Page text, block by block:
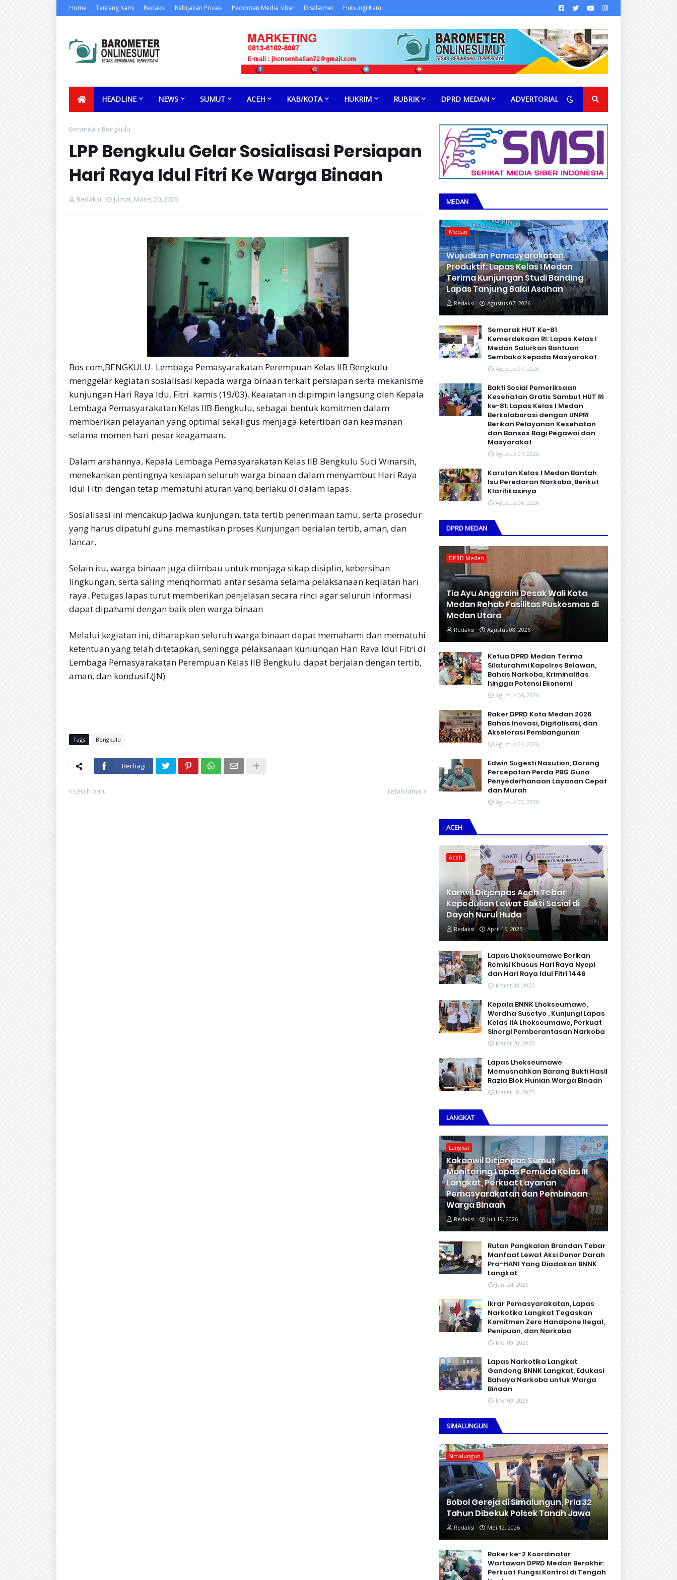
Home Tentang Kami Redaksi Kebijakan Privasi Pedoman Media Siber Disclaimer Hubungi Kami
HEADLINE NEWS SUMUT ACEH KAB/KOTA HUKRIM RUBRIK DPRD MEDAN ADVERTORIAL
Beranda Bengkulu
LPP Bengkulu Gelar Sosialisasi Persiapan
Hari Raya Idul Fitri Ke Warga Binaan
Redaksi Jumat, Maret 20, 2026
Bos com,BENGKULU- Lembaga Pemasyarakatan Perempuan Kelas IIB Bengkulu
menggelar kegiatan sosialisasi kepada warga binaan terkalt persiapan serta mekanisme
kunjungan Hari Raya Idu, Fïtri. kamis (19/03). Keaiatan in dipimpin langsung oleh Kepala
Lembaga Pemasyarakatan Kelas IIB Bengkulu, sebagai bentuk komitmen dalam
memberikan pelayanan yang optimal sekaligus menjaga ketertiban dan keamanan
selama momen hari pesar keagamaan.
Dalam arahannya, Kepala Lembaga Pemasyarakatan Kelas IIB Bengkulu Suci Winarsih,
menekankan pentingnya kesiapan seluruh warga binaan dalam menyambut Hari Raya
Idul Fitri dengan tetap mematuhi aturan vanq berlaku di dalam lapas.
Sosialisasi ini mencakup jadwa kunjungan, tata tertib penerimaan tamu, serta prosedur
yang harus dipatuhi guna memastikan proses Kunjungan berialan tertib, aman, dan
lancar.
Selain itu, warga binaan juga diimbau untuk menjaga sikap disiplin, kebersihan
lingkungan, serta saling menqhormati antar sesama selama pelaksanaan keqiatan harı
raya. Petugas lapas turut memberikan penjelasan secara rinci agar seluruh Informasi
dapat dipahami dengan baik olen warga binaan
Melalui kegiatan ini, diharapkan seluruh warga binaan dapat memahami dan mematuhi
ketentuan yang telah ditetapkan, seningga pelaksanaan kuniunqan Hari Rava Idul Fitri di
Lembaga Pemasyarakatan Perempuan Kelas IIB Bengkulu dapat berjalan dengan tertib,
aman, dan kondusif.(JN)
Tags Bengkulu
Berbagi
Lebih baru Lebih lama
MEDAN
Medan
Wujudkan Pemasyarakatan
Produktif: Lapas Kelas I Medan
Terima Kunjungan Studi Banding
Lapas Tanjung Balai Asahan
Redaksi Agustus 07, 2026
Semarak HUT Ke-81
Kemerdekaan RI: Lapas Kelas I
Medan Salurkan Bantuan
Sembako kepada Masyarakat
Agustus 07, 2026
Bakti Sosial Pemeriksaan
Kesehatan Gratis Sambut HUT RI
ke-81: Lapas Kelas I Medan
Berkolaborasi dengan UNPRI
Berikan Pelayanan Kesehatan
dan Bansos Bagi Pegawai dan
Masyarakat
Agustus 07, 2026
Karutan Kelas I Medan Bantah
Isu Peredaran Narkoba, Berikut
Klarifikasinya
Agustus 06, 2026
DPRD MEDAN
DPRD Medan
Tia Ayu Anggraini Desak Wali Kota
Medan Rehab Fasilitas Puskesmas di
Medan Utara
Redaksi Agustus 08, 2026
Ketua DPRD Medan Terima
Silaturahmi Kapolres Belawan,
Bahas Narkoba, Kriminalitas
hingga Potensi Ekonomi
Agustus 06, 2026
Raker DPRD Kota Medan 2026
Bahas Inovasi, Digitalisasi, dan
Akselerasi Pembangunan
Agustus 04, 2026
Edwin Sugesti Nasution, Dorong
Percepatan Perda PBG Guna
Penyederhanaan Layanan Cepat
dan Murah
Agustus 03, 2026
ACEH
Aceh
Kanwil Ditjenpas Aceh Tebar
Kepedulian Lewat Bakti Sosial di
Dayah Nurul Huda
Redaksi April 15, 2025
Lapas Lhokseumawe Berikan
Remisi Khusus Hari Raya Nyepi
dan Hari Raya Idul Fitri 1446
Maret 28, 2025
Kepala BNNK Lhokseumawe,
Werdha Susetyo , Kunjungi Lapas
Kelas IIA Lhokseumawe, Perkuat
Sinergi Pemberantasan Narkoba
Maret 20, 2025
Lapas Lhokseumawe
Memusnahkan Barang Bukti Hasil
Razia Blok Hunian Warga Binaan
Maret 18, 2025
LANGKAT
Langkat
Kakanwil Ditjenpas Sumut
Monitoring Lapas Pemuda Kelas III
Langkat, Perkuat Layanan
Pemasyarakatan dan Pembinaan
Warga Binaan
Redaksi Juli 19, 2026
Rutan Pangkalan Brandan Tebar
Manfaat Lewat Aksi Donor Darah
Pra-HANI Yang Diadakan BNNK
Langkat
Juni 24, 2026
Ikrar Pemasyarakatan, Lapas
Narkotika Langkat Tegaskan
Komitmen Zero Handpone llegal,
Penipuan, dan Narkoba
Mei 09, 2026
Lapas Narkotika Langkat
Gandeng BNNK Langkat, Edukasi
Bahaya Narkoba untuk Warga
Binaan
Mei 09, 2026
SIMALUNGUN
Simalungun
Bobol Gereja di Simalungun, Pria 32
Tahun Dibekuk Polsek Tanah Jawa
Redaksi Mei 12, 2026
Raker ke-2 Koordinator
Wartawan DPRD Medan Berakhir:
Perkuat Fungsi Kontrol di Tengah